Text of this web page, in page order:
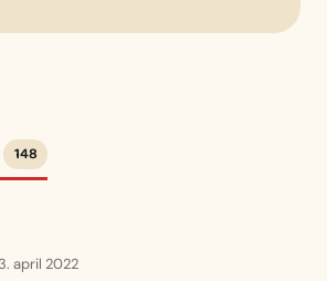
148
april 2022